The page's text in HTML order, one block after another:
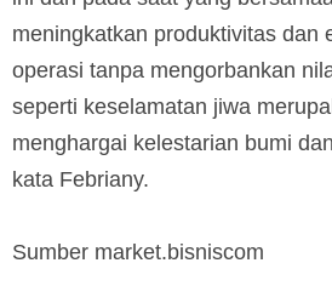
meningkatkan produktivitas dan
operasi tanpa mengorbankan
seperti keselamatan jiwa
menghargai kelestarian bumi
kata Febriany.
Sumber market.bisniscom